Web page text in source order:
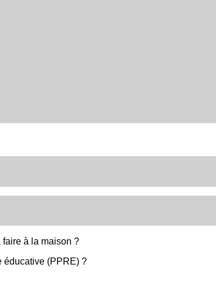
à la maison ?
éducative (PPRE) ?